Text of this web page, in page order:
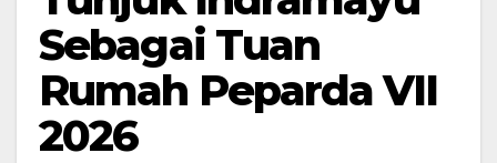
Sebagai Tuan
Rumah Peparda VII
2026